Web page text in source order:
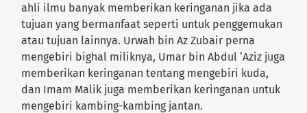
ahli ilmu banyak memberikan keringanan jika ada
tujuan yang bermanfaat seperti untuk penggemukan
atau tujuan lainnya. Urwah bin Az Zubair perna
mengebiri bighal miliknya, Umar bin Abdul ‘Aziz juga
memberikan keringanan tentang mengebiri kuda,
dan Imam Malik juga memberikan keringanan untuk
mengebiri kambing-kambing jantan.